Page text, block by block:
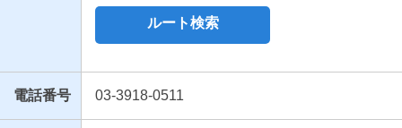
ルート検索
電話番号 03-3918-0511